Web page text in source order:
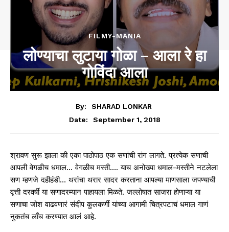
FILMY-MANIA
लोण्याचा लुटाया गोळा – आला रे हा
गोविंदा आला
By:
SHARAD LONKAR
Date:
September 1, 2018
श्रावण सुरू झाला की एका पाठोपाठ एक सणांची रांग लागते. प्रत्येक सणाची
आपली वेगळीच धमाल… वेगळीच मस्ती…. याच अनोख्या धमाल-मस्तीने नटलेला
सण म्हणजे दहीहंडी… थरांचा थरार सादर करताना आपल्या माणसाला जपण्याची
वृत्ती दरवर्षी या सणादरम्यान पाहायला मिळते. जल्लोषात साजरा होणाऱ्या या
सणाचा जोश वाढवणारं संदीप कुलकर्णी यांच्या आगामी चित्रपटाचं धमाल गाणं
नुकतंच लाँच करण्यात आलं आहे.